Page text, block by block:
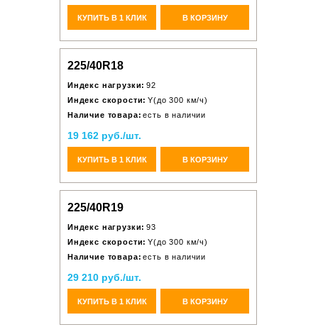
КУПИТЬ В 1 КЛИК В КОРЗИНУ
225/40R18
Индекс нагрузки: 92
Индекс скорости: Y(до 300 км/ч)
Наличие товара: есть в наличии
19 162 руб./шт.
КУПИТЬ В 1 КЛИК В КОРЗИНУ
225/40R19
Индекс нагрузки: 93
Индекс скорости: Y(до 300 км/ч)
Наличие товара: есть в наличии
29 210 руб./шт.
КУПИТЬ В 1 КЛИК В КОРЗИНУ